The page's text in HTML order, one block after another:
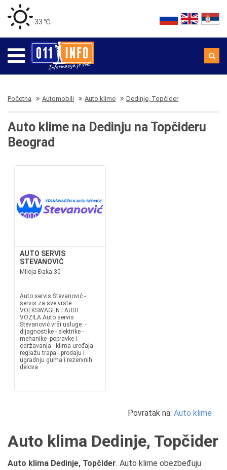
33 ℃
Početna Automobili Auto klime Dedinje, Topčider
Auto klime na Dedinju na Topčideru
Beograd
AUTO SERVIS
STEVANOVIĆ
Miloja Đaka 30
Auto servis Stevanović -
servis za sve vrste
VOLKSWAGEN I AUDI
VOZILA Auto servis
Stevanović vrši usluge: -
dijagnostike - elektrike -
mehanike- popravke i
održavanja - klima uređaja -
reglažu trapa - prodaju i
ugradnju guma i rezervnih
delova
Povratak na: Auto klime
Auto klima Dedinje, Topčider
Auto klima Dedinje, Topčider. Auto klime obezbeđuju